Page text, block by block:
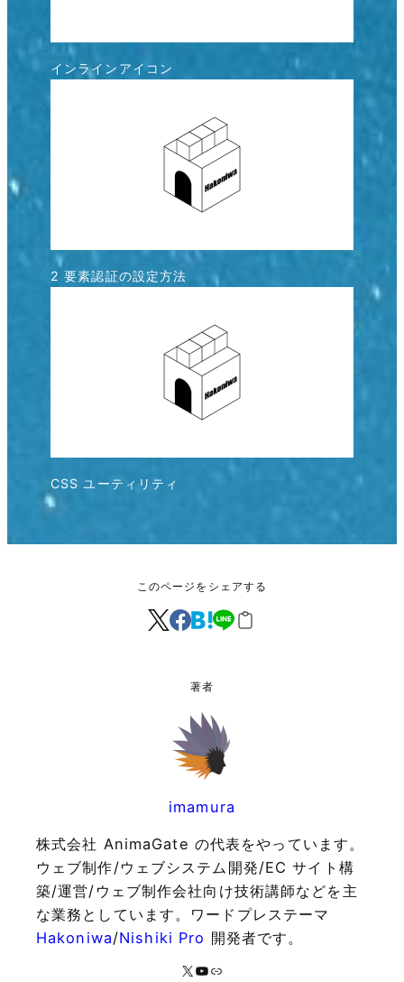
インラインアイコン
2 要素認証の設定方法
CSS ユーティリティ
このページをシェアする
著者
imamura
株式会社 AnimaGate の代表をやっています。
ウェブ制作/ウェブシステム開発/EC サイト構
築/運営/ウェブ制作会社向け技術講師などを主
な業務としています。ワードプレステーマ
Hakoniwa/Nishiki Pro 開発者です。
X YouTube
リンク